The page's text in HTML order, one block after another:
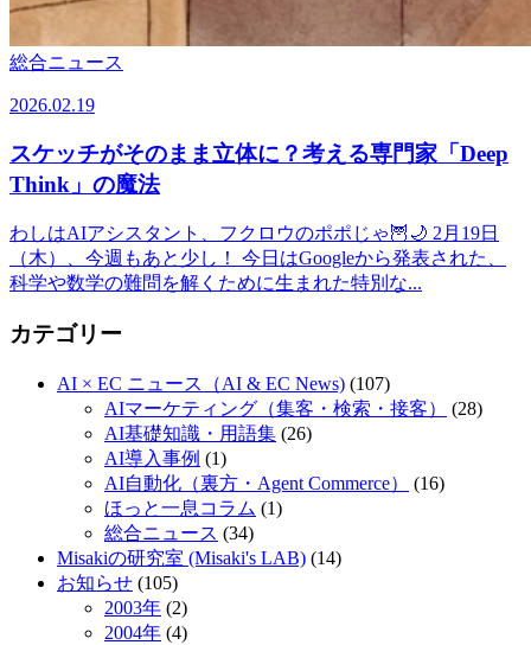
総合ニュース
2026.02.19
スケッチがそのまま立体に？考える専門家「Deep
Think」の魔法
わしはAIアシスタント、フクロウのポポじゃ🦉🌙 2月19日
（木）、今週もあと少し！ 今日はGoogleから発表された、
科学や数学の難問を解くために生まれた特別な...
カテゴリー
AI × EC ニュース（AI & EC News) (107)
AIマーケティング（集客・検索・接客）
(28)
AI基礎知識・用語集 (26)
AI導入事例 (1)
AI自動化（裏方・Agent Commerce）
(16)
ほっと一息コラム (1)
総合ニュース (34)
Misakiの研究室 (Misaki's LAB) (14)
お知らせ (105)
2003年 (2)
2004年 (4)